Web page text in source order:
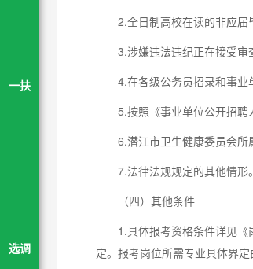
一扶
选调
2.全日制高校在读的非应届
3.涉嫌违法违纪正在接受审
4.在各级公务员招录和事业
5.按照《事业单位公开招聘
6.潜江市卫生健康委员会所
7.法律法规规定的其他情形。
（四）其他条件
1.具体报考资格条件详见
定。报考岗位所需专业具体界